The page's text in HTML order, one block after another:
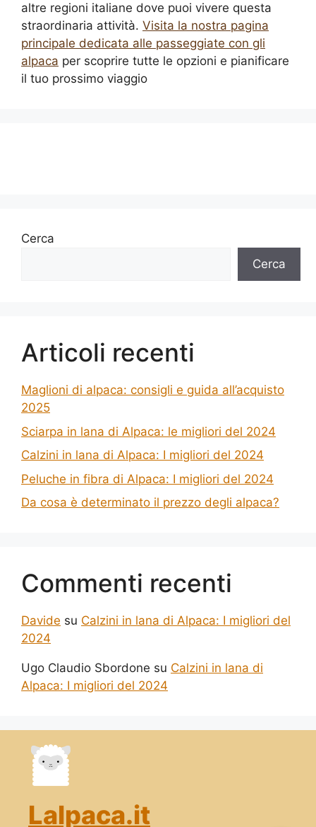
altre regioni italiane dove puoi vivere questa
straordinaria attività. Visita la nostra pagina
principale dedicata alle passeggiate con gli
alpaca per scoprire tutte le opzioni e pianificare
il tuo prossimo viaggio
Cerca
Cerca
Articoli recenti
Maglioni di alpaca: consigli e guida all’acquisto
2025
Sciarpa in lana di Alpaca: le migliori del 2024
Calzini in lana di Alpaca: I migliori del 2024
Peluche in fibra di Alpaca: I migliori del 2024
Da cosa è determinato il prezzo degli alpaca?
Commenti recenti
Davide su Calzini in lana di Alpaca: I migliori del
2024
Ugo Claudio Sbordone su Calzini in lana di
Alpaca: I migliori del 2024
Lalpaca.it